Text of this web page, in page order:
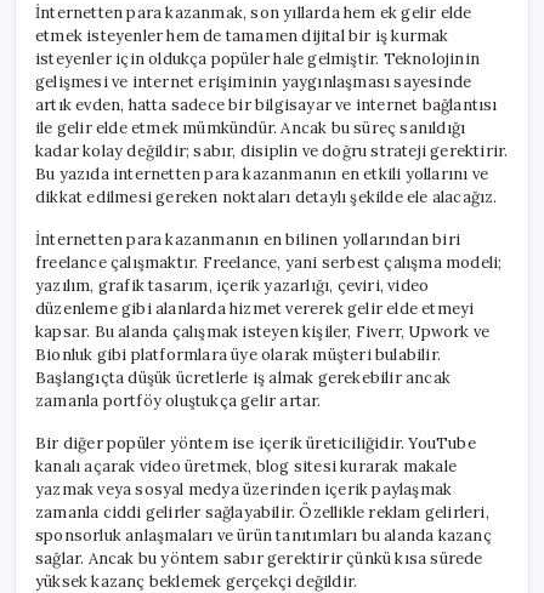
İnternetten para kazanmak, son yıllarda hem ek gelir elde
etmek isteyenler hem de tamamen dijital bir iş kurmak
isteyenler için oldukça popüler hale gelmiştir. Teknolojinin
gelişmesi ve internet erişiminin yaygınlaşması sayesinde
artık evden, hatta sadece bir bilgisayar ve internet bağlantısı
ile gelir elde etmek mümkündür. Ancak bu süreç sanıldığı
kadar kolay değildir; sabır, disiplin ve doğru strateji gerektirir.
Bu yazıda internetten para kazanmanın en etkili yollarını ve
dikkat edilmesi gereken noktaları detaylı şekilde ele alacağız.
İnternetten para kazanmanın en bilinen yollarından biri
freelance çalışmaktır. Freelance, yani serbest çalışma modeli;
yazılım, grafik tasarım, içerik yazarlığı, çeviri, video
düzenleme gibi alanlarda hizmet vererek gelir elde etmeyi
kapsar. Bu alanda çalışmak isteyen kişiler, Fiverr, Upwork ve
Bionluk gibi platformlara üye olarak müşteri bulabilir.
Başlangıçta düşük ücretlerle iş almak gerekebilir ancak
zamanla portföy oluştukça gelir artar.
Bir diğer popüler yöntem ise içerik üreticiliğidir. YouTube
kanalı açarak video üretmek, blog sitesi kurarak makale
yazmak veya sosyal medya üzerinden içerik paylaşmak
zamanla ciddi gelirler sağlayabilir. Özellikle reklam gelirleri,
sponsorluk anlaşmaları ve ürün tanıtımları bu alanda kazanç
sağlar. Ancak bu yöntem sabır gerektirir çünkü kısa sürede
yüksek kazanç beklemek gerçekçi değildir.